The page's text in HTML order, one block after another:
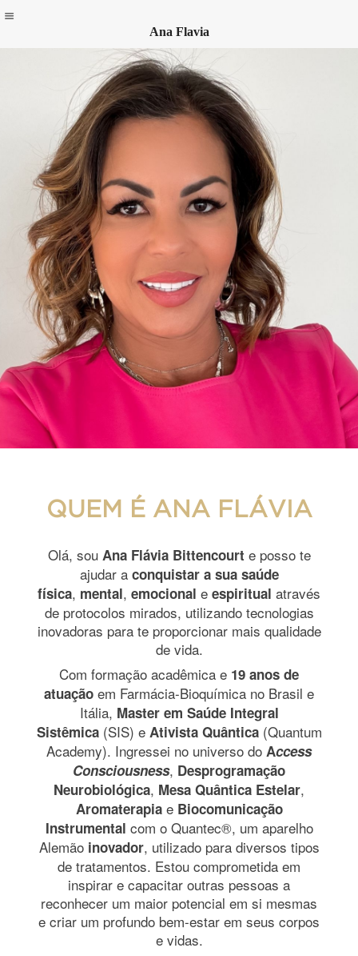
QUEM É ANA FLÁVIA
Olá, sou Ana Flávia Bittencourt e posso te
ajudar a conquistar a sua saúde
física, mental, emocional e espiritual através
de protocolos mirados, utilizando tecnologias
inovadoras para te proporcionar mais qualidade
de vida.
Com formação acadêmica e 19 anos de
atuação em Farmácia-Bioquímica no Brasil e
Itália, Master em Saúde Integral
Sistêmica(SIS) e Ativista Quântica (Quantum
Academy). Ingressei no universo do Access
Consciousness, Desprogramação
Neurobiológica, Mesa Quântica Estelar,
Aromaterapiae Biocomunicação
Instrumental com o Quantec®, um aparelho
Alemão inovador, utilizado para diversos tipos
de tratamentos. Estou comprometida em
inspirar e capacitar outras pessoas a
reconhecer um maior potencial em si mesmas
e criar um profundo bem-estar em seus corpos
e vidas.
Ana Flavia